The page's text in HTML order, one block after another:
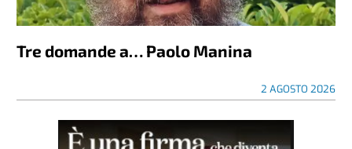
Tre domande a… Paolo Manina
2 AGOSTO 2026